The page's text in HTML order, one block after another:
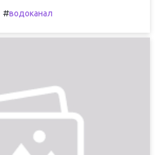
#водоканал